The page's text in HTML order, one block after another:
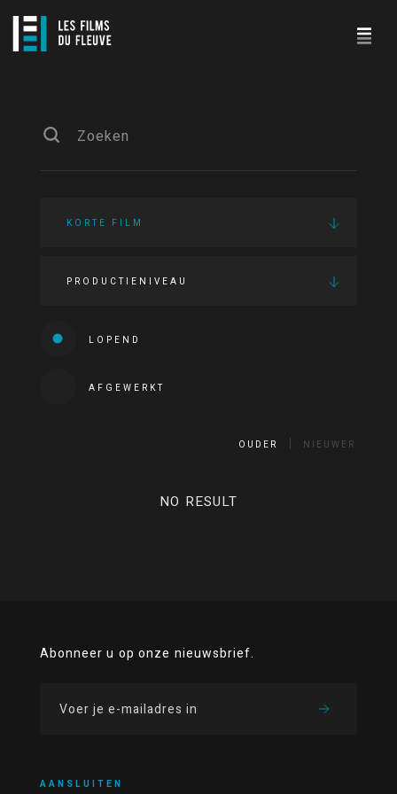
KORTE FILM
PRODUCTIENIVEAU
LOPEND
AFGEWERKT
OUDER NIEUWER
NO RESULT
Abonneer u op onze nieuwsbrief.
AANSLUITEN